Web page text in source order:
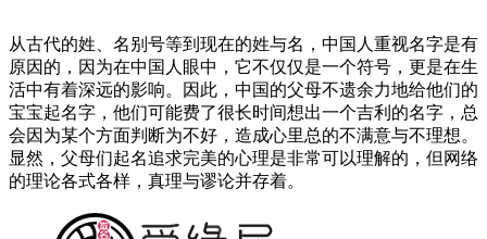
从古代的姓、名别号等到现在的姓与名，中国人重视名字是有
原因的，因为在中国人眼中，它不仅仅是一个符号，更是在生
活中有着深远的影响。因此，中国的父母不遗余力地给他们的
宝宝起名字，他们可能费了很长时间想出一个吉利的名字，总
会因为某个方面判断为不好，造成心里总的不满意与不理想。
显然，父母们起名追求完美的心理是非常可以理解的，但网络
的理论各式各样，真理与谬论并存着。